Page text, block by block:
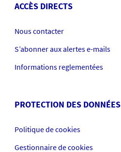
ACCÈS DIRECTS
Nous contacter
S’abonner aux alertes e-mails
Informations reglementées
PROTECTION DES DONNÉES
Politique de cookies
Gestionnaire de cookies